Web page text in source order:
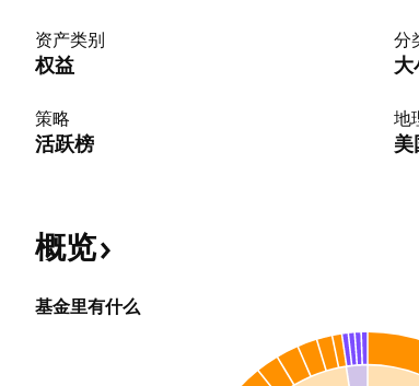
资产类别
权益
分
大
策略
活跃榜
地
美
概览
基金里有什么